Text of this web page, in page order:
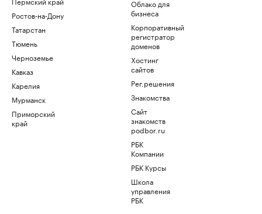
Ростов-на-Дону
Татарстан
Тюмень
Черноземье
Кавказ
Карелия
Мурманск
Приморский
край
Облако для
бизнеса
Корпоративный
регистратор
доменов
Хостинг
сайтов
Рег.решения
Знакомства
Сайт
знакомств
podbor.ru
РБК
Компании
РБК Курсы
Школа
управления
РБК